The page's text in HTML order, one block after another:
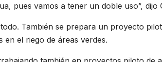
pues vamos a tener un doble uso”, dijo
También se prepara un proyecto
en el riego de áreas verdes.